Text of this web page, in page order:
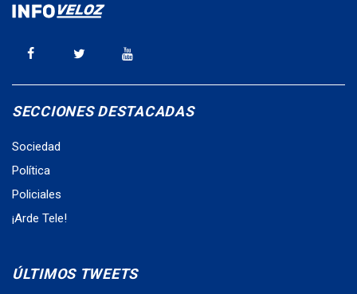
SECCIONES DESTACADAS
Sociedad
Política
Policiales
¡Arde Tele!
ÚLTIMOS TWEETS